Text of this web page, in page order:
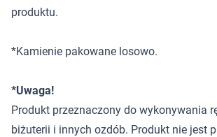
produktu.
*Kamienie pakowane losowo.
*Uwaga!
Produkt przeznaczony do wykonywania
biżuterii i innych ozdób. Produkt nie jest